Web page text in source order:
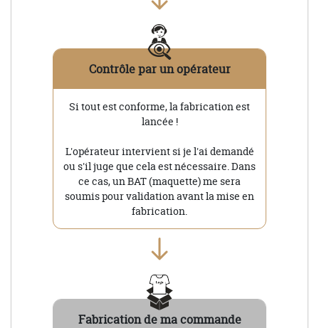
Contrôle par un opérateur
Si tout est conforme, la fabrication est
lancée !
L'opérateur intervient si je l'ai demandé
ou s'il juge que cela est nécessaire. Dans
ce cas, un BAT (maquette) me sera
soumis pour validation avant la mise en
fabrication.
Fabrication de ma commande